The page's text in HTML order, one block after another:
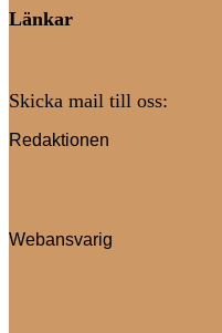
Länkar
Skicka mail till oss:
Redaktionen
Webansvarig